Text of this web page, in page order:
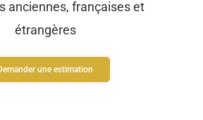
anciennes, françaises et
étrangères
une estimation